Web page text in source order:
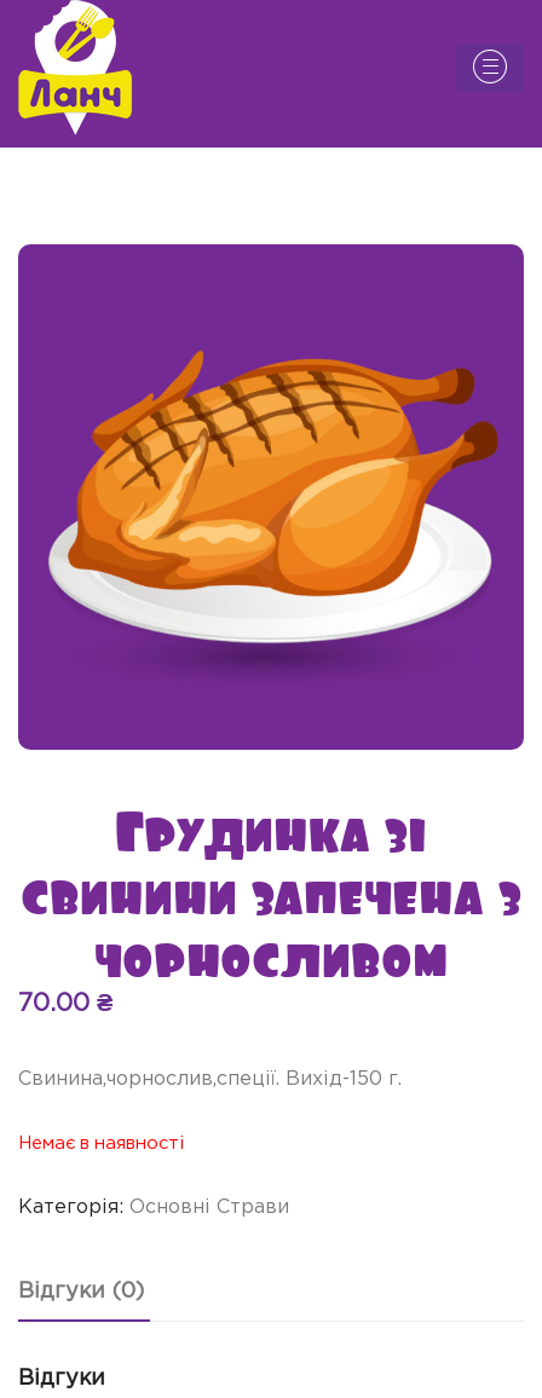
Грудинка зі
свинини запечена з
чорносливом
70.00 ₴
Свинина,чорнослив,спеції. Вихід-150 г.
Немає в наявності
Категорія: Основні Страви
Відгуки (0)
Відгуки